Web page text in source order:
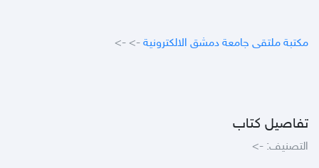
مكتبة ملتقى جامعة دمشق الالكترونية ->
->
تفاصيل كتاب
التصنيف: ->